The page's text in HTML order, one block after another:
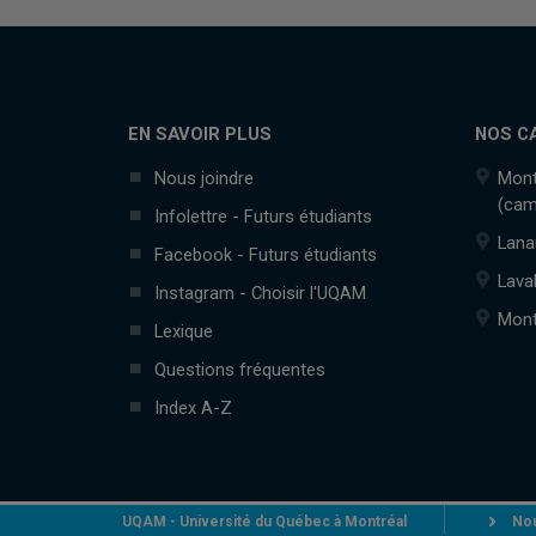
EN SAVOIR PLUS
Nous joindre
Infolettre - Futurs étudiants
Facebook - Futurs étudiants
Instagram - Choisir l'UQAM
Lexique
Questions fréquentes
Index A-Z
NOS
Laval
UQAM - Université du Québec à Montréal